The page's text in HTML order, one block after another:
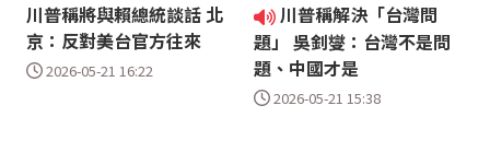
川普稱將與賴總統談話 北
京：反對美台官方往來
2026-05-21 16:22
川普稱解決「台灣問
題」 吳釗燮：台灣不是問
題、中國才是
2026-05-21 15:38